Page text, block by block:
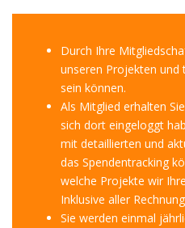
Durch Ihre
unseren Projekten und
sein können.
Als Mitglied erhalten
sich dort eingeloggt
mit detaillierten und
das Spendentracking
welche Projekte wir
Inklusive aller
Sie werden einmal